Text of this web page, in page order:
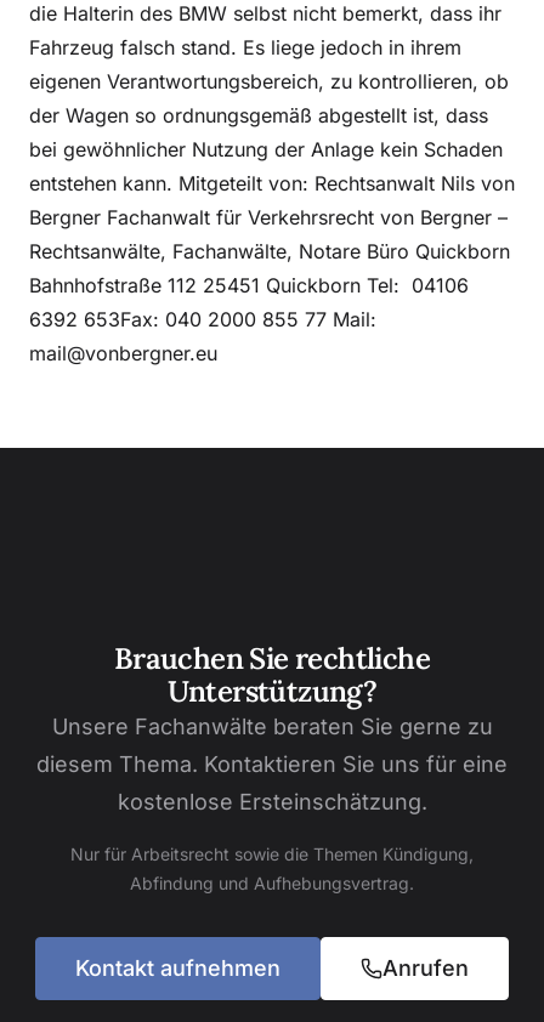
die Halterin des BMW selbst nicht bemerkt, dass ihr
Fahrzeug falsch stand. Es liege jedoch in ihrem
eigenen Verantwortungsbereich, zu kontrollieren, ob
der Wagen so ordnungsgemäß abgestellt ist, dass
bei gewöhnlicher Nutzung der Anlage kein Schaden
entstehen kann. Mitgeteilt von: Rechtsanwalt Nils von
Bergner Fachanwalt für Verkehrsrecht von Bergner –
Rechtsanwälte, Fachanwälte, Notare Büro Quickborn
Bahnhofstraße 112 25451 Quickborn Tel: 04106
6392 653Fax: 040 2000 855 77 Mail:
mail@vonbergner.eu
Brauchen Sie rechtliche
Unterstützung?
Unsere Fachanwälte beraten Sie gerne zu
diesem Thema. Kontaktieren Sie uns für eine
kostenlose Ersteinschätzung.
Nur für Arbeitsrecht sowie die Themen Kündigung,
Abfindung und Aufhebungsvertrag.
Kontakt aufnehmen Anrufen